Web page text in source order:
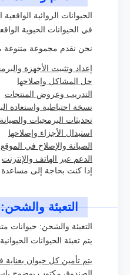
الحيوانات الروائية
في الحيوانات الحيوية
نحن نقدم مجموعة متنوعة
إعداد وتثبيت الأجهزة
حل المشاكل وإصلاحها
التدريب وعروض المنتجات
نسخة احتياطية واستعادة
تحديثات البرمجيات والصيانة
استبدال الأجزاء وإصلاحها
الصيانة والإصلاح في الموقع
الدعم عبر الهاتف والإنترنت
إذا كنت بحاجة إلى مساعدة
التعبئة والشحن:
التعبئة والشحن: حيوانات
يتم تعبئة الحيوانات
يتم تأمين كل حيوان